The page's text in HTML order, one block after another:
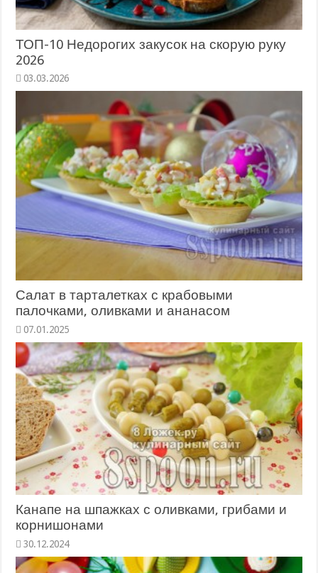
ТОП-10 Недорогих закусок на скорую руку
2026
Салат в тарталетках с крабовыми
палочками, оливками и ананасом
Канапе на шпажках с оливками, грибами и
корнишонами